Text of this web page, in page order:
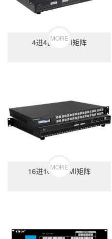
4进4出HDMI矩阵
MORE
16进16出HDMI矩阵
MORE